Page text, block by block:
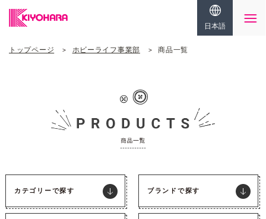
日本語
トップページ ホビーライフ事業部 商品一覧
カテゴリーで探す ブランドで探す